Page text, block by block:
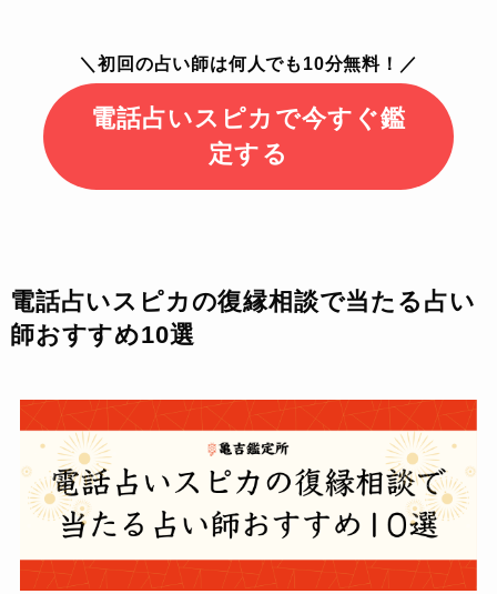
＼初回の占い師は何人でも10分無料！／
電話占いスピカで今すぐ鑑
定する
電話占いスピカの復縁相談で当たる占い
師おすすめ10選